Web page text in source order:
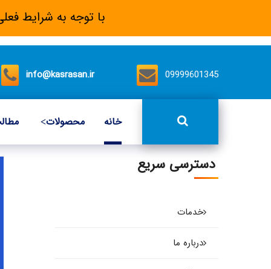
با توجه به شرایط
info@kasrasan.ir 09999601345
خانه محصولات
دسترسی سریع
خدمات
درباره ما